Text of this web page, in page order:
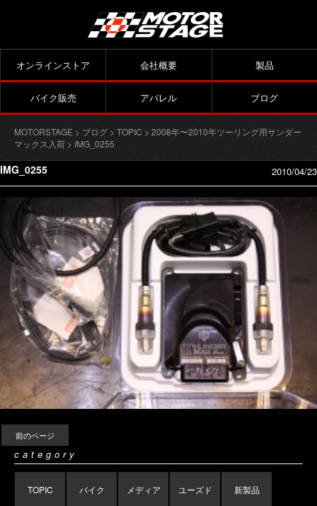
オンラインストア 会社概要 製品
バイク販売 アパレル ブログ
MOTORSTAGE > ブログ > TOPIC > 2008年〜2010年ツーリング用サンダー
マックス入荷 > IMG_0255
IMG_0255 2010/04/23
前のページ
category
TOPIC バイク メディア ユーズド 新製品